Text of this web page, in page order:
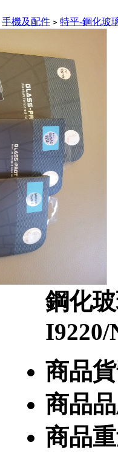
手機及配件 > 特平-鋼化玻
鋼化
I9220/
商品
商品
商品